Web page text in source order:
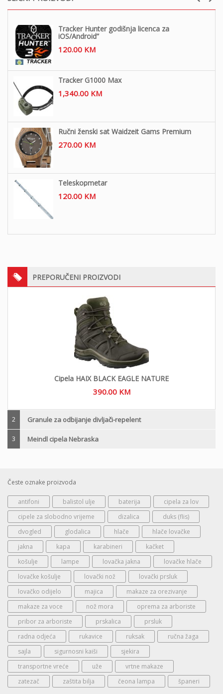
Tracker Hunter godišnja licenca za
iOS/Android”
120.00 KM
Tracker G1000 Max
1,340.00 KM
Ručni ženski sat Waidzeit Gams Premium
270.00 KM
Teleskopmetar
120.00 KM
PREPORUČENI PROIZVODI
Cipela HAIX BLACK EAGLE NATURE
390.00 KM
2 Granule za odbijanje divljači-repelent
3 Meindl cipela Nebraska
Česte oznake proizvoda
antifoni balistol ulje baterija
cipela za lov
cipele za slobodno vrijeme
dizalica
duks (flis)
dvogled
glodalica hlače
hlače lovačke
jakna
kapa karabineri
kačket
košulje
lampe lovačka jakna
lovačke hlače
lovačke košulje
lovački nož
lovački prsluk
lovačko odijelo
majica
makaze za orezivanje
makaze za voce
nož mora
oprema za arboriste
pribor za arboriste
prskalica
prsluk
radna odjeća
rukavice ruksak
ručna žaga
sajla
sigurnosni kaiši
sjekira
transportne vreće
uže
vrtne makaze
zatezač
zaštita bilja čeona lampa španeri